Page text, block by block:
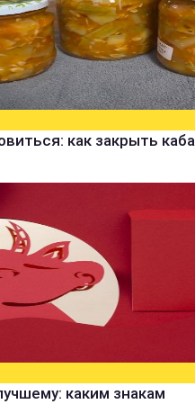
как закрыть
каким знакам